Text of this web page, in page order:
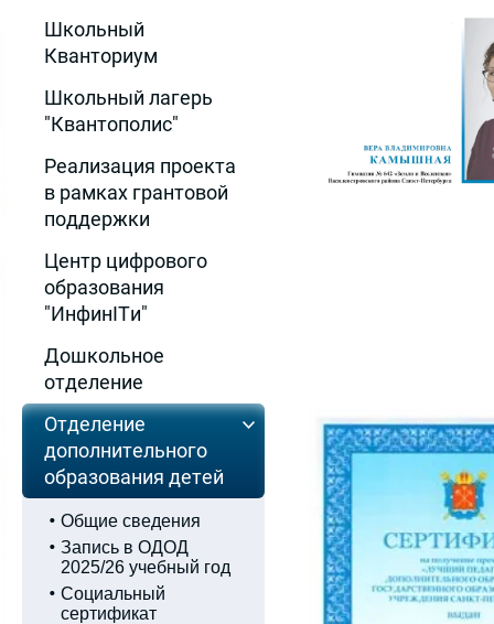
Школьный
Кванториум
Школьный лагерь
"Квантополис"
Реализация проекта
в рамках грантовой
поддержки
Центр цифрового
образования
"ИнфинITи"
Дошкольное
отделение
Отделение
дополнительного
образования детей
Общие сведения
Запись в ОДОД
2025/26 учебный год
Социальный
сертификат